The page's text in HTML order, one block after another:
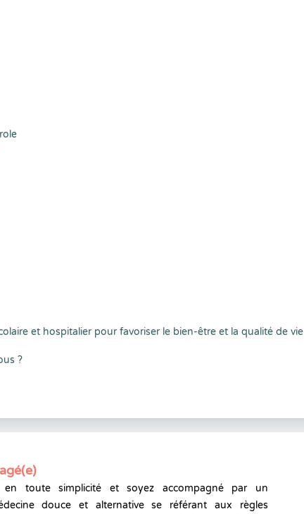
et hospitalier pour favoriser le bien-être et la qualité de vie
?
en toute simplicité et soyez accompagné par un
douce et alternative se référant aux règles